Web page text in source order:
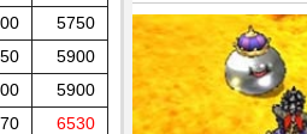
5750
5900
5900
6530